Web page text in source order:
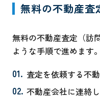
無料の不動産査
無料の不動産査定（訪
ような手順で進めます。
査定を依頼する不
不動産会社に連絡